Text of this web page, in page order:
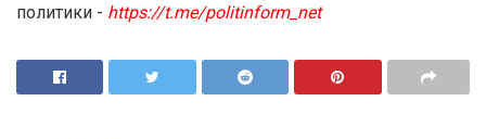
политики - https://t.me/politinform_net